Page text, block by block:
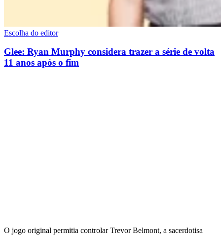
Escolha do editor
Glee: Ryan Murphy considera trazer a série de volta
11 anos após o fim
O jogo original permitia controlar Trevor Belmont, a sacerdotisa